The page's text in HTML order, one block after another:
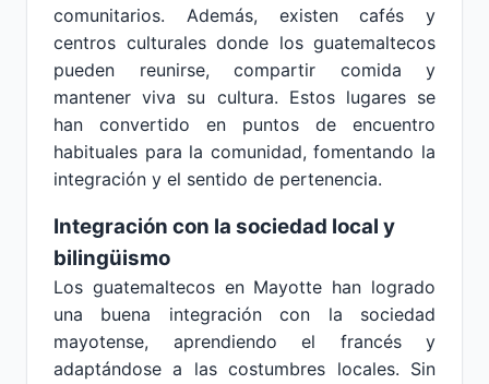
comunitarios. Además, existen cafés y
centros culturales donde los guatemaltecos
pueden reunirse, compartir comida y
mantener viva su cultura. Estos lugares se
han convertido en puntos de encuentro
habituales para la comunidad, fomentando la
integración y el sentido de pertenencia.
Integración con la sociedad local y
bilingüismo
Los guatemaltecos en Mayotte han logrado
una buena integración con la sociedad
mayotense, aprendiendo el francés y
adaptándose a las costumbres locales. Sin